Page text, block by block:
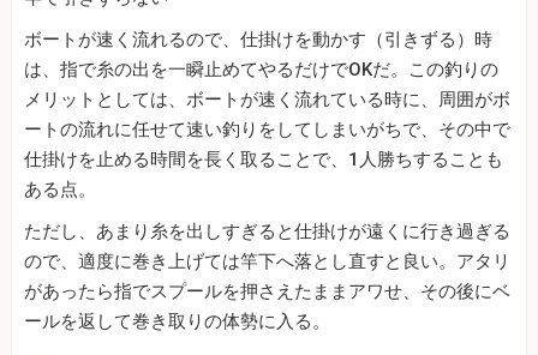
ボートが速く流れるので、仕掛けを動かす（引きずる）時
は、指で糸の出を一瞬止めてやるだけでOKだ。この釣りの
メリットとしては、ボートが速く流れている時に、周囲がボ
ートの流れに任せて速い釣りをしてしまいがちで、その中で
仕掛けを止める時間を長く取ることで、1人勝ちすることも
ある点。
ただし、あまり糸を出しすぎると仕掛けが遠くに行き過ぎる
ので、適度に巻き上げては竿下へ落とし直すと良い。アタリ
があったら指でスプールを押さえたままアワせ、その後にベ
ールを返して巻き取りの体勢に入る。